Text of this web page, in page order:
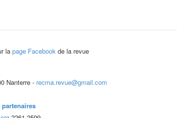
la page Facebookde la revue
Nanterre - recma.revue@gmail.com